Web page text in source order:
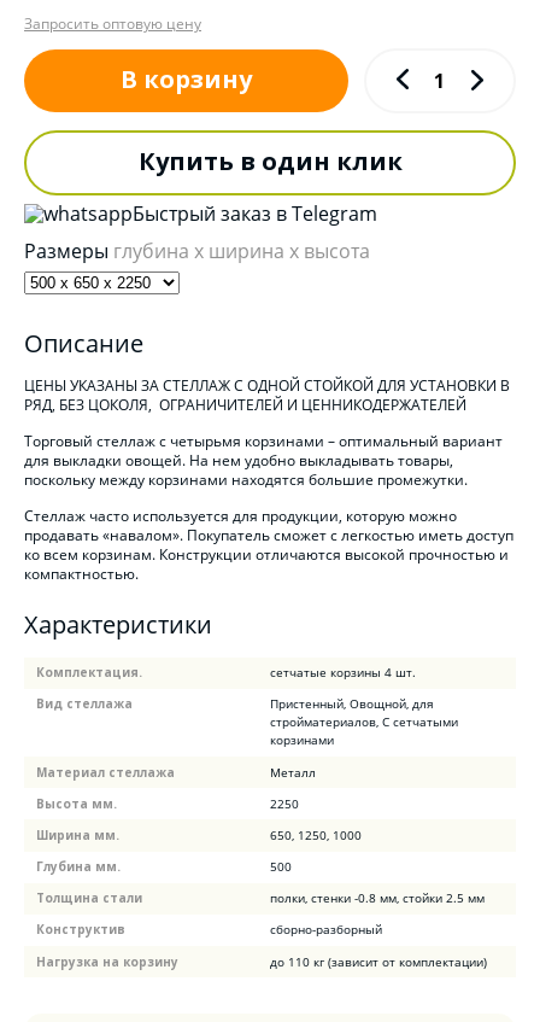
Запросить оптовую цену
В корзину
Купить в один клик
Быстрый заказ в Telegram
Размеры глубина x ширина x высота
Описание
ЦЕНЫ УКАЗАНЫ ЗА СТЕЛЛАЖ С ОДНОЙ СТОЙКОЙ ДЛЯ УСТАНОВКИ В
РЯД, БЕЗ ЦОКОЛЯ, ОГРАНИЧИТЕЛЕЙ И ЦЕННИКОДЕРЖАТЕЛЕЙ
Торговый стеллаж с четырьмя корзинами – оптимальный вариант
для выкладки овощей. На нем удобно выкладывать товары,
поскольку между корзинами находятся большие промежутки.
Стеллаж часто используется для продукции, которую можно
продавать«навалом». Покупатель сможет с легкостью иметь доступ
ко всем корзинам. Конструкции отличаются высокой прочностью и
компактностью.
Характеристики
Комплектация.
сетчатые корзины 4 шт.
Вид стеллажа
Пристенный, Овощной, для
стройматериалов, С сетчатыми
корзинами
Материал стеллажа
Металл
Высота мм.
2250
Ширина мм.
650, 1250, 1000
Глубина мм.
500
Толщина стали
полки, стенки -0.8 мм, стойки 2.5 мм
Конструктив
сборно-разборный
Нагрузка на корзину
до 110 кг (зависит от комплектации)